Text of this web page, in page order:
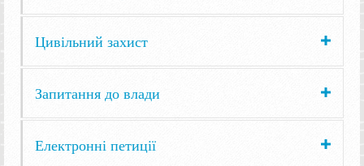
Цивільний захист
Запитання до влади
Електронні петиції